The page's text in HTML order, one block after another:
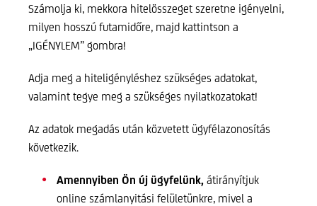
Számolja ki, mekkora hitelösszeget szeretne igényelni,
milyen hosszú futamidőre, majd kattintson a
„IGÉNYLEM” gombra!
Adja meg a hiteligényléshez szükséges adatokat,
valamint tegye meg a szükséges nyilatkozatokat!
Az adatok megadás után közvetett ügyfélazonosítás
következik.
Amennyiben Ön új ügyfelünk, átirányítjuk
online számlanyitási felületünkre, mivel a